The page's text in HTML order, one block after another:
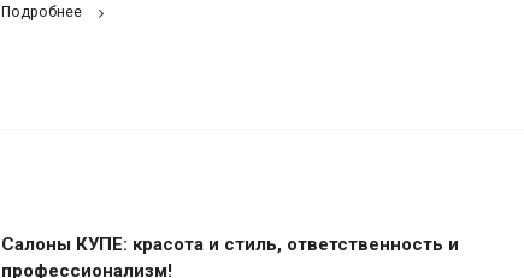
Подробнее
Салоны КУПЕ: красота и стиль, ответственность и
профессионализм!